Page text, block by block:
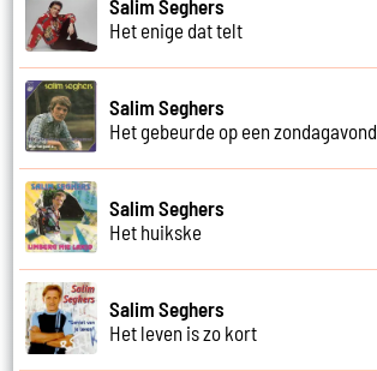
Salim Seghers
Het enige dat telt
Salim Seghers
Het gebeurde op een zondagavond
Salim Seghers
Het huikske
Salim Seghers
Het leven is zo kort